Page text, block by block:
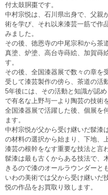
付太鼓胴棗です。
中村宗悦は、石川県出身で、父親
術を学び、それ以来漆芸一筋で作
みました。
その後、徳恩寺の中尾宗和から茶
真塗、炉塗、高台寺蒔絵、加賀蒔
す。
その後、全国漆器展で数々の章を
受して漆芸製作の傍ら、茶道の活
5年後には、その活動と知識が認
で有名な上野与一より陶芸の技術
全国漆器展で活躍した後、個展を
ます。
中村宗悦が父から受け継いだ髹漆
の材料の選択から始まり、下地、
漆芸の根幹をなす重要な技法と言
髹漆は最も古くからある技法で、
きるので漆のオールラウンダーと
いわの美術では父から受け継いだ
悦の作品をお買取り致します。